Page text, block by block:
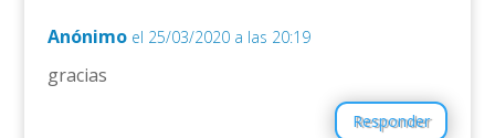
Anónimo el 25/03/2020 a las 20:19
gracias
Responder